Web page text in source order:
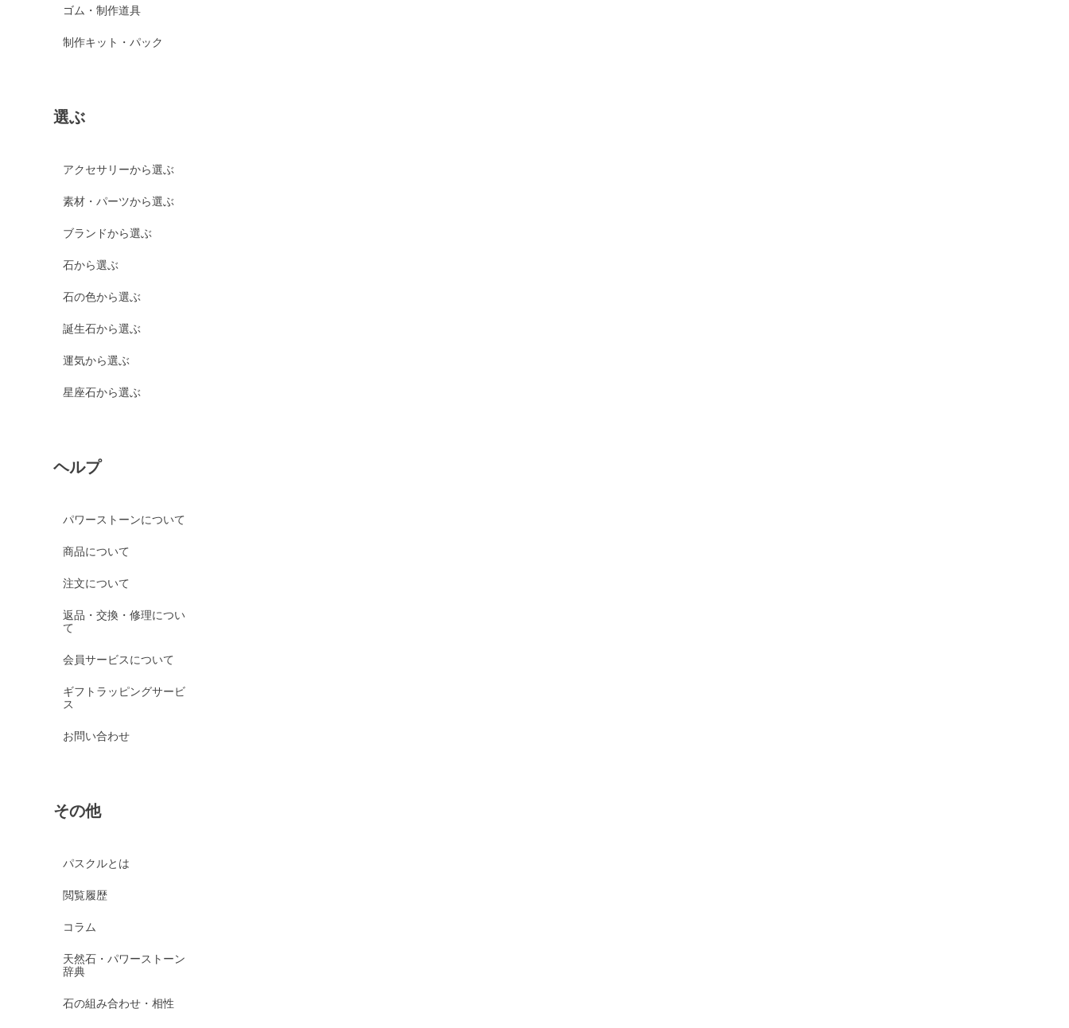
ゴム・制作道具
制作キット・パック
選ぶ
アクセサリーから選ぶ
素材・パーツから選ぶ
ブランドから選ぶ
石から選ぶ
石の色から選ぶ
誕生石から選ぶ
運気から選ぶ
星座石から選ぶ
ヘルプ
パワーストーンについて
商品について
注文について
返品・交換・修理につい
て
会員サービスについて
ギフトラッピングサービ
ス
お問い合わせ
その他
パスクルとは
閲覧履歴
コラム
天然石・パワーストーン
辞典
石の組み合わせ・相性